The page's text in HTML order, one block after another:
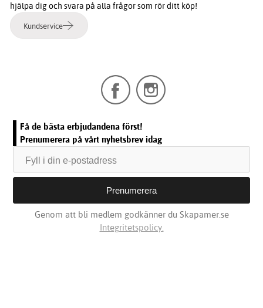
hjälpa dig och svara på alla frågor som rör ditt köp!
Kundservice
Få de bästa erbjudandena först!
Prenumerera på vårt nyhetsbrev idag
Genom att bli medlem godkänner du Skapamer.se
Integritetspolicy.